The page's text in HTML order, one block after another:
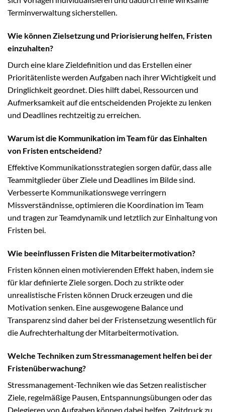
Terminverwaltung sicherstellen.
Wie können Zielsetzung und Priorisierung helfen, Fristen
einzuhalten?
Durch eine klare Zieldefinition und das Erstellen einer
Prioritätenliste werden Aufgaben nach ihrer Wichtigkeit und
Dringlichkeit geordnet. Dies hilft dabei, Ressourcen und
Aufmerksamkeit auf die entscheidenden Projekte zu lenken
und Deadlines rechtzeitig zu erreichen.
Warum ist die Kommunikation im Team für das Einhalten
von Fristen entscheidend?
Effektive Kommunikationsstrategien sorgen dafür, dass alle
Teammitglieder über Ziele und Deadlines im Bilde sind.
Verbesserte Kommunikationswege verringern
Missverständnisse, optimieren die Koordination im Team
und tragen zur Teamdynamik und letztlich zur Einhaltung von
Fristen bei.
Wie beeinflussen Fristen die Mitarbeitermotivation?
Fristen können einen motivierenden Effekt haben, indem sie
für klar definierte Ziele sorgen. Doch zu strikte oder
unrealistische Fristen können Druck erzeugen und die
Motivation senken. Eine ausgewogene Balance und
Transparenz sind daher bei der Fristensetzung wesentlich für
die Aufrechterhaltung der Mitarbeitermotivation.
Welche Techniken zum Stressmanagement helfen bei der
Fristenüberwachung?
Stressmanagement-Techniken wie das Setzen realistischer
Ziele, regelmäßige Pausen, Entspannungsübungen oder das
Delegieren von Aufgaben können dabei helfen, Zeitdruck zu